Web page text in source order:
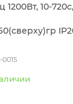
10-
0015